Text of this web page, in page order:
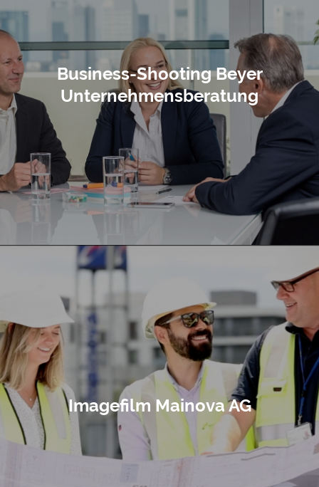
Business-Shooting Beyer
Unternehmensberatung
Imagefilm Mainova AG